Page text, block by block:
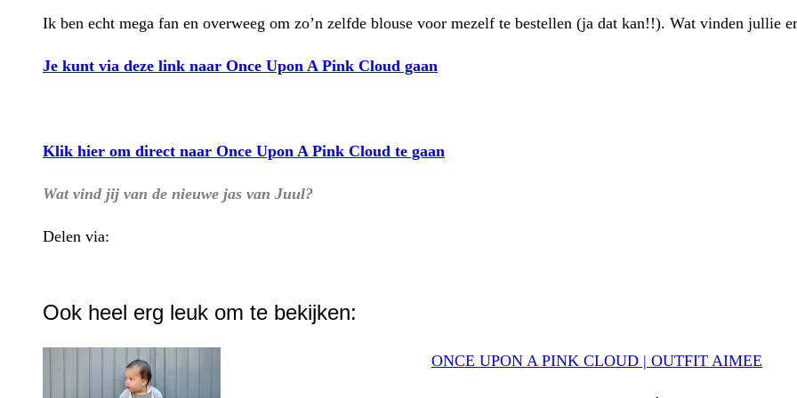
Ik ben echt mega fan en overweeg om zo’n zelfde blouse voor mezelf te bestellen (ja dat kan!!). Wat vinden jullie
Je kunt via deze link naar Once Upon A Pink Cloud gaan
Klik hier om direct naar Once Upon A Pink Cloud te gaan
Wat vind jij van de nieuwe jas van Juul?
Delen via:
Ook heel erg leuk om te bekijken:
ONCE UPON A PINK CLOUD | OUTFIT AIMEE